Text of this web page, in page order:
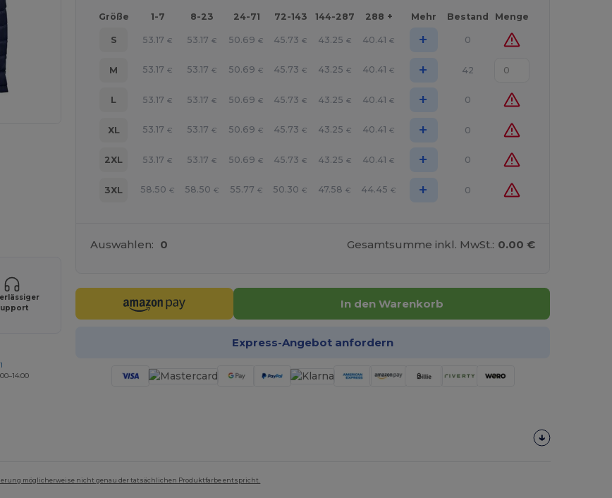
Größe 1-7 8-23 24-71 72-143 144-287 288 + Mehr Bestand Menge
S 53.17 € 53.17 € 50.69 € 45.73 € 43.25 € 40.41 € + 0
M 53.17 € 53.17 € 50.69 € 45.73 € 43.25 € 40.41 € + 42
L 53.17 € 53.17 € 50.69 € 45.73 € 43.25 € 40.41 € + 0
XL 53.17 € 53.17 € 50.69 € 45.73 € 43.25 € 40.41 € + 0
2XL 53.17 € 53.17 € 50.69 € 45.73 € 43.25 € 40.41 € + 0
3XL 58.50 € 58.50 € 55.77 € 50.30 € 47.58 € 44.45 € + 0
Auswahlen: 0 Gesamtsumme inkl. MwSt.: 0.00 €
In den Warenkorb
Express-Angebot anfordern
möglicherweise nicht genau der tatsächlichen Produktfarbe entspricht.